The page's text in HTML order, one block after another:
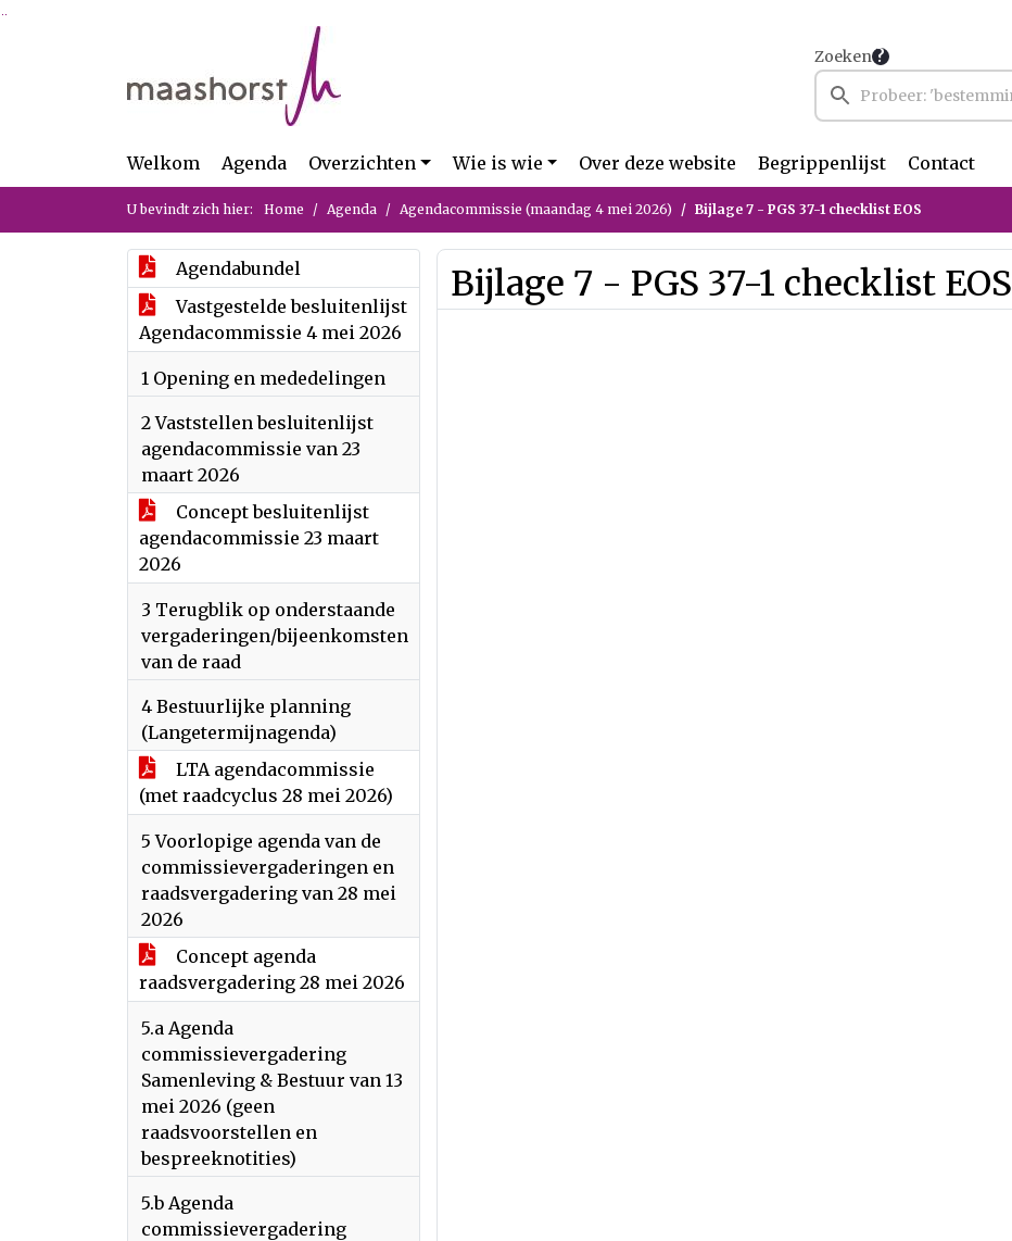
Zoeken
Welkom Agenda Overzichten Wie is wie Over deze website Begrippenlijst Contact
U bevindt zich hier: Home Agenda Agendacommissie (maandag 4 mei 2026) Bijlage 7 - PGS 37-1 checklist EOS
Agendabundel
Vastgestelde besluitenlijst
Agendacommissie 4 mei 2026
1 Opening en mededelingen
2 Vaststellen besluitenlijst
agendacommissie van 23
maart 2026
Concept besluitenlijst
agendacommissie 23 maart
2026
3 Terugblik op onderstaande
vergaderingen/bijeenkomsten
van de raad
4 Bestuurlijke planning
(Langetermijnagenda)
LTA agendacommissie
(met raadcyclus 28 mei 2026)
5 Voorlopige agenda van de
commissievergaderingen en
raadsvergadering van 28 mei
2026
Concept agenda
raadsvergadering 28 mei 2026
5.a Agenda
commissievergadering
Samenleving & Bestuur van 13
mei 2026 (geen
raadsvoorstellen en
bespreeknotities)
5.b Agenda
commissievergadering
Bijlage 7 - PGS 37-1 checklist EOS